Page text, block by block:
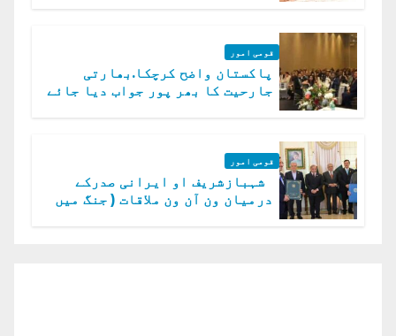
قومی امور
پاکستان واضح کرچکا.بھارتی
جارحیت کا بھر پور جواب دیا جائے
قومی امور
شہبازشریف او ایرانی صدرکے
درمیان ون آن ون ملاقات ( جنگ میں